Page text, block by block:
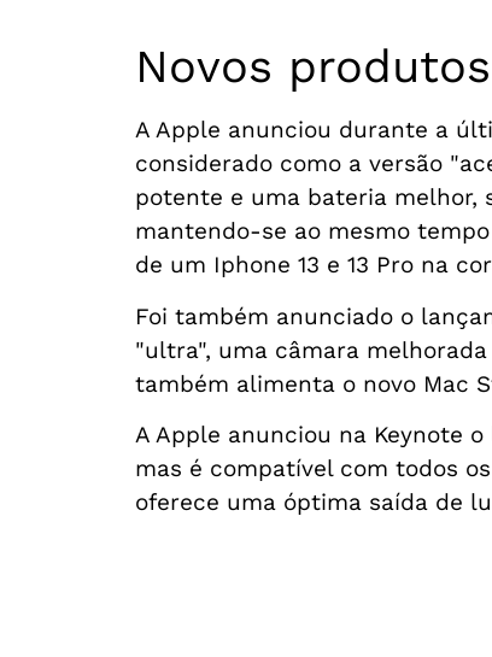
Novos
A Apple anunciou durante a
considerado como a versão
potente e uma bateria melhor,
mantendo-se ao mesmo
de um Iphone 13 e 13 Pro na
Foi também anunciado o
"ultra", uma câmara
também alimenta o novo Mac
A Apple anunciou na Keynote
mas é compatível com todos
oferece uma óptima saída de